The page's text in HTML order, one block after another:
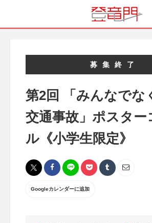
募集終了
第2回 「みんなでな
交通事故」ポスター
ル《小学生限定》
Googleカレンダーに追加